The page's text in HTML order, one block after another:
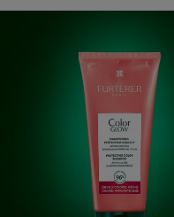
del
color